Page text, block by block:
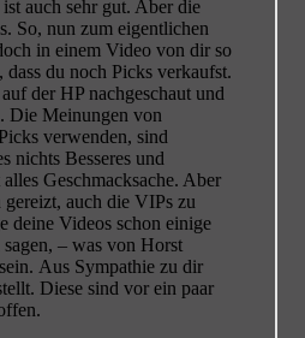
auch sehr gut. Aber die
So, nun zum eigentlichen
in einem Video von dir so
dass du noch Picks verkaufst.
der HP nachgeschaut und
Die Meinungen von
verwenden, sind
nichts Besseres und
Geschmacksache. Aber
auch die VIPs zu
deine Videos schon einige
– was von Horst
Aus Sympathie zu dir
Diese sind vor ein paar